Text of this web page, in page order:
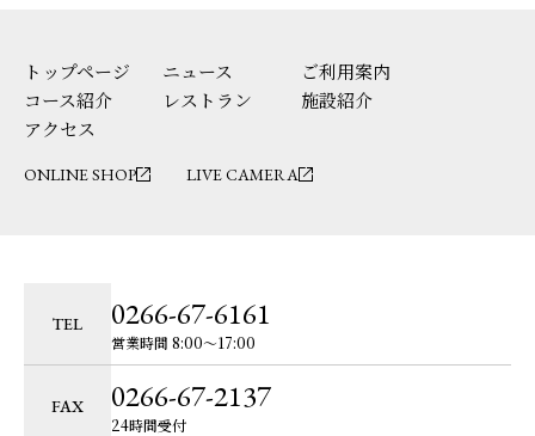
トップページ ニュース
ご利用案内
コース紹介
レストラン
施設紹介
アクセス
ONLINE SHOP LIVE CAMERA
TEL 0266-67-6161
営業時間 8:00〜17:00
FAX 0266-67-2137
24時間受付